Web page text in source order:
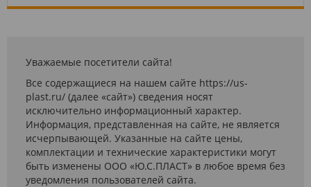
Уважаемые посетители сайта!
Все содержащиеся на нашем сайте https://us-
plast.ru/ (далее «сайт») сведения носят
исключительно информационный характер.
Информация, представленная на сайте, не является
исчерпывающей. Указанные на сайте цены,
комплектации и технические характеристики могут
быть изменены ООО «Ю.С.ПЛАСТ» в любое время без
уведомления пользователей сайта.